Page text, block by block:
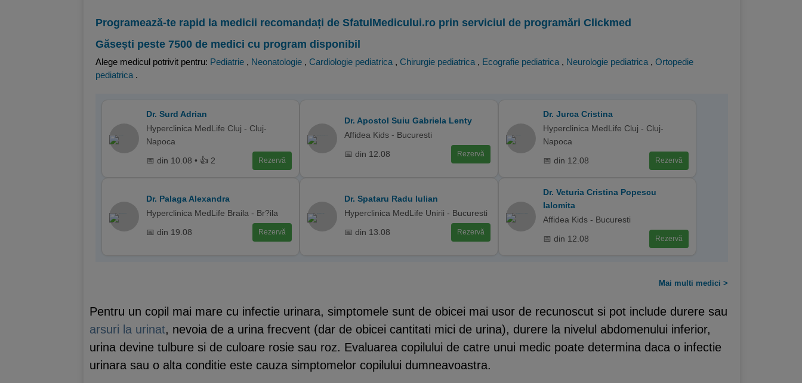
Programează-te rapid la medicii recomandați de SfatulMedicului.ro prin serviciul de programări Clickmed
Găsești peste 7500 de medici cu program disponibil
Alege medicul potrivit pentru: Pediatrie , Neonatologie , Cardiologie pediatrica , Chirurgie pediatrica , Ecografie pediatrica , Neurologie pediatrica , Ortopedie
pediatrica .
Dr. Surd Adrian
Hyperclinica MedLife Cluj - Cluj-
Napoca
📅 din 10.08 • 👍 2 Rezervă
Dr. Apostol Suiu Gabriela Lenty
Affidea Kids - Bucuresti
📅 din 12.08 Rezervă
Dr. Jurca Cristina
Hyperclinica MedLife Cluj - Cluj-
Napoca
📅 din 12.08 Rezervă
Dr. Palaga Alexandra
Hyperclinica MedLife Braila - Br?ila
📅 din 19.08 Rezervă
Dr. Spataru Radu Iulian
Hyperclinica MedLife Unirii - Bucuresti
📅 din 13.08 Rezervă
Dr. Veturia Cristina Popescu
Ialomita
Affidea Kids - Bucuresti
📅 din 12.08 Rezervă
Mai multi medici >
Pentru un copil mai mare cu infectie urinara, simptomele sunt de obicei mai usor de recunoscut si pot include durere sau
arsuri la urinat, nevoia de a urina frecvent (dar de obicei cantitati mici de urina), durere la nivelul abdomenului inferior,
urina devine tulbure si de culoare rosie sau roz. Evaluarea copilului de catre unui medic poate determina daca o infectie
urinara sau o alta conditie este cauza simptomelor copilului dumneavoastra.